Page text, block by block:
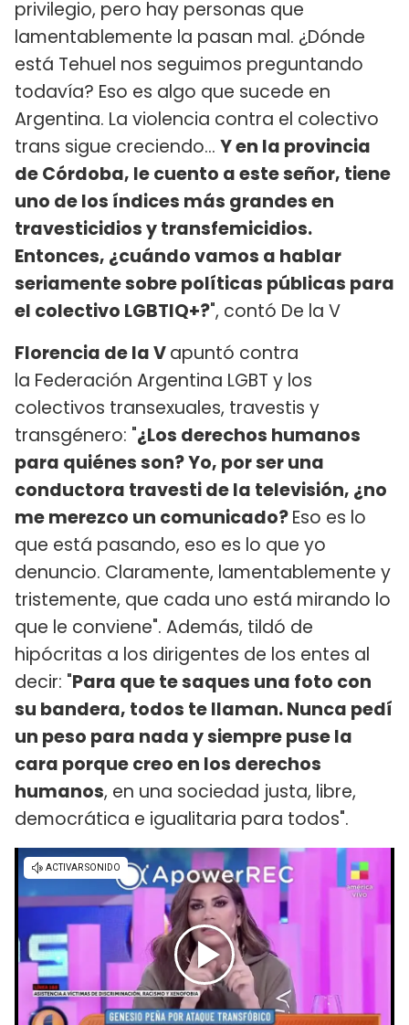
privilegio, pero hay personas que
lamentablemente la pasan mal. ¿Dónde
está Tehuel nos seguimos preguntando
todavía? Eso es algo que sucede en
Argentina. La violencia contra el colectivo
trans sigue creciendo... Y en la provincia
de Córdoba, le cuento a este señor, tiene
uno de los índices más grandes en
travesticidios y transfemicidios.
Entonces, ¿cuándo vamos a hablar
seriamente sobre políticas públicas para
el colectivo LGBTIQ+?", contó De la V
Florencia de la Vapuntó contra
la Federación Argentina LGBT y los
colectivos transexuales, travestis y
transgénero: "¿Los derechos humanos
para quiénes son? Yo, por ser una
conductora travesti de la televisión, ¿no
me merezco un comunicado?Eso es lo
que está pasando, eso es lo que yo
denuncio. Claramente, lamentablemente y
tristemente, que cada uno está mirando lo
que le conviene". Además, tildó de
hipócritas a los dirigentes de los entes al
decir: "Para que te saques una foto con
su bandera, todos te llaman. Nunca pedí
un peso para nada y siempre puse la
cara porque creo en los derechos
humanos, en una sociedad justa, libre,
democrática e igualitaria para todos".